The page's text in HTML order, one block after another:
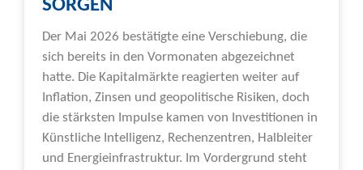
SORGEN
Der Mai 2026 bestätigte eine Verschiebung, die
sich bereits in den Vormonaten abgezeichnet
hatte. Die Kapitalmärkte reagierten weiter auf
Inflation, Zinsen und geopolitische Risiken, doch
die stärksten Impulse kamen von Investitionen in
Künstliche Intelligenz, Rechenzentren, Halbleiter
und Energieinfrastruktur. Im Vordergrund steht